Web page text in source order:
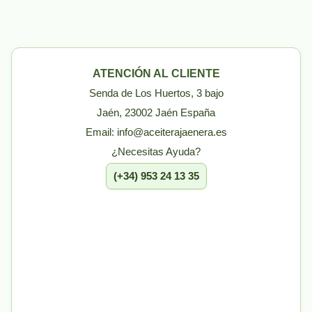
ATENCIÓN AL CLIENTE
Senda de Los Huertos, 3 bajo
Jaén, 23002 Jaén España
Email: info@aceiterajaenera.es
¿Necesitas Ayuda?
(+34) 953 24 13 35